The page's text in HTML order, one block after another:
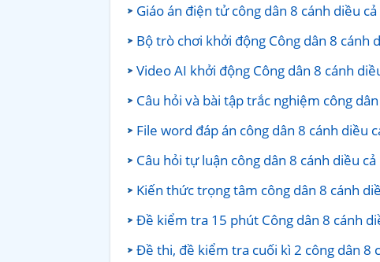
Giáo án điện tử công dân 8 cánh diều
Bộ trò chơi khởi động Công dân 8 cánh
Video AI khởi động Công dân 8 cánh
Câu hỏi và bài tập trắc nghiệm công
File word đáp án công dân 8 cánh diều
Câu hỏi tự luận công dân 8 cánh diều cả
Kiến thức trọng tâm công dân 8 cánh
Đề kiểm tra 15 phút Công dân 8 cánh
Đề thi, đề kiểm tra cuối kì 2 công dân 8